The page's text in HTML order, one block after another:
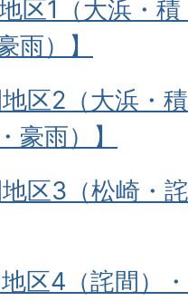
区1（大浜・
雨）】
区2（大浜・
豪雨）】
区3（松崎・
区4（詫間）